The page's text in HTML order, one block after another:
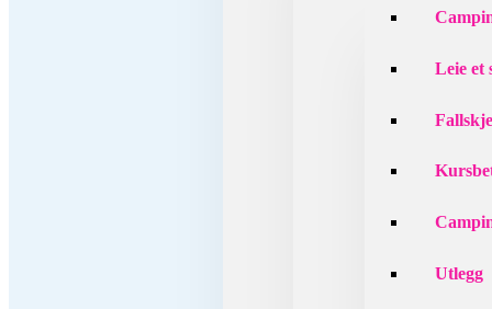
Leie et
Utlegg